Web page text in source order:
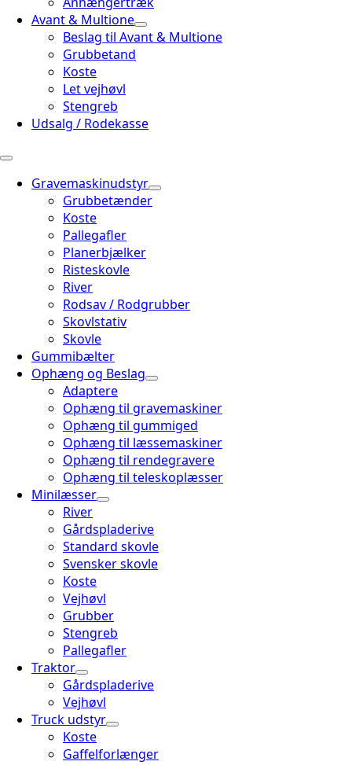
Avant & Multione
Beslag til Avant & Multione
Grubbetand
Koste
Let vejhøvl
Stengreb
Udsalg / Rodekasse
Gravemaskinudstyr
Grubbetænder
Koste
Pallegafler
Planerbjælker
Risteskovle
River
Rodsav / Rodgrubber
Skovlstativ
Skovle
Gummibælter
Ophæng og Beslag
Adaptere
Ophæng til gravemaskiner
Ophæng til gummiged
Ophæng til læssemaskiner
Ophæng til rendegravere
Ophæng til teleskoplæsser
Minilæsser
River
Gårdspladerive
Standard skovle
Svensker skovle
Koste
Vejhøvl
Grubber
Stengreb
Pallegafler
Traktor
Gårdspladerive
Vejhøvl
Truck udstyr
Koste
Gaffelforlænger